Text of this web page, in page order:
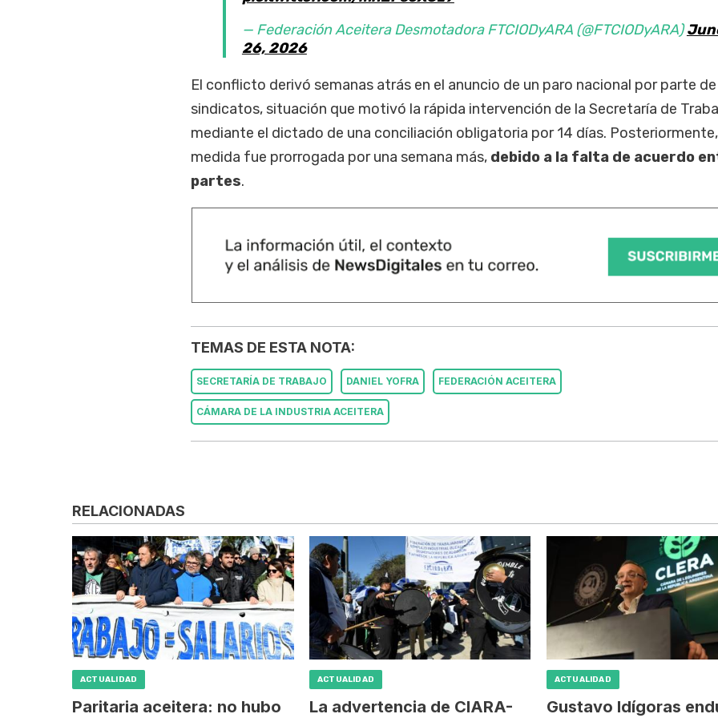
— Federación Aceitera Desmotadora FTCIODyARA (@FTCIODyARA)
26, 2026
El conflicto derivó semanas atrás en el anuncio de un paro nacional por parte
sindicatos, situación que motivó la rápida intervención de la Secretaría de
mediante el dictado de una conciliación obligatoria por 14 días.
medida fue prorrogada por una semana más, debido a la falta de acuerdo
partes.
TEMAS DE ESTA NOTA:
SECRETARÍA DE TRABAJO DANIEL YOFRA FEDERACIÓN ACEITERA
CÁMARA DE LA INDUSTRIA ACEITERA
RELACIONADAS
ACTUALIDAD
Paritaria aceitera: no hubo
ACTUALIDAD
La advertencia de CIARA-
ACTUALIDAD
Gustavo Idígoras